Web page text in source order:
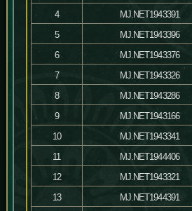
4
MJ.NET1943391
5
MJ.NET1943396
6
MJ.NET1943376
7
MJ.NET1943326
8
MJ.NET1943286
9
MJ.NET1943166
10
MJ.NET1943341
11
MJ.NET1944406
12
MJ.NET1943321
13
MJ.NET1944391